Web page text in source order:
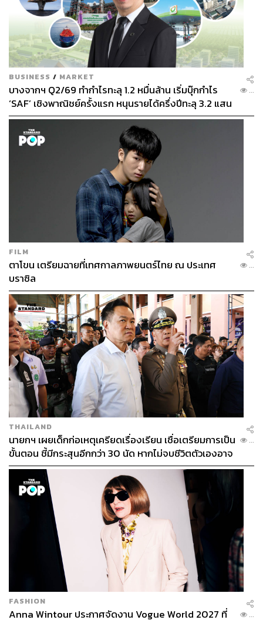
BUSINESS / MARKET
บางจากฯ Q2/69 ทำกำไรทะลุ 1.2 หมื่นล้าน เริ่มบุ๊กกำไร
‘SAF’ เชิงพาณิชย์ครั้งแรก หนุนรายได้ครึ่งปีทะลุ 3.2 แสน
ล้าน
...
FILM
ตาโขน เตรียมฉายที่เทศกาลภาพยนตร์ไทย ณ ประเทศ
บราซิล
...
THAILAND
นายกฯ เผยเด็กก่อเหตุเครียดเรื่องเรียน เชื่อเตรียมการเป็น
ขั้นตอน ชี้มีกระสุนอีกกว่า 30 นัด หากไม่จบชีวิตตัวเองอาจ
สูญเสียเพิ่ม
...
FASHION
Anna Wintour ประกาศจัดงาน Vogue World 2027 ที่
...